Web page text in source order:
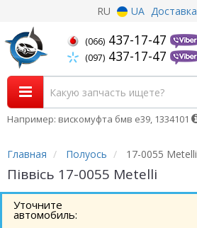
RU UA Доставка
(066) 437-17-47
(097) 437-17-47
Например: вискомуфта бмв е39, 1334101
Главная Полуось 17-0055 Metelli
Піввісь 17-0055 Metelli
Уточните
автомобиль: